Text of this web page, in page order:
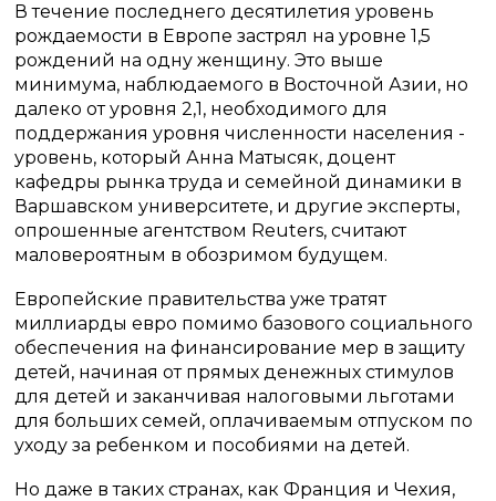
В течение последнего десятилетия уровень
рождаемости в Европе застрял на уровне 1,5
рождений на одну женщину. Это выше
минимума, наблюдаемого в Восточной Азии, но
далеко от уровня 2,1, необходимого для
поддержания уровня численности населения -
уровень, который Анна Матысяк, доцент
кафедры рынка труда и семейной динамики в
Варшавском университете, и другие эксперты,
опрошенные агентством Reuters, считают
маловероятным в обозримом будущем.
Европейские правительства уже тратят
миллиарды евро помимо базового социального
обеспечения на финансирование мер в защиту
детей, начиная от прямых денежных стимулов
для детей и заканчивая налоговыми льготами
для больших семей, оплачиваемым отпуском по
уходу за ребенком и пособиями на детей.
Но даже в таких странах, как Франция и Чехия,